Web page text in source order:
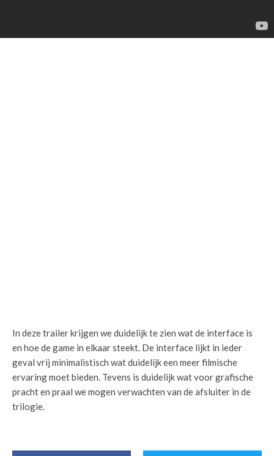
In deze trailer krijgen we duidelijk te zien wat de interface is
en hoe de game in elkaar steekt. De interface lijkt in ieder
geval vrij minimalistisch wat duidelijk een meer filmische
ervaring moet bieden. Tevens is duidelijk wat voor grafische
pracht en praal we mogen verwachten van de afsluiter in de
trilogie.